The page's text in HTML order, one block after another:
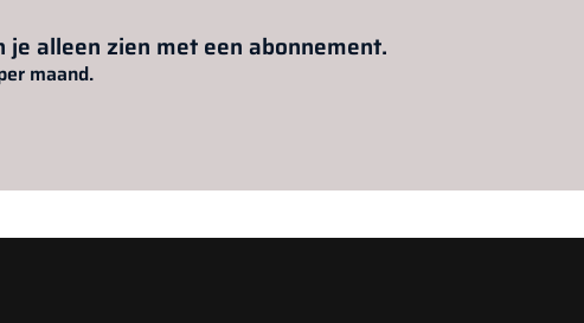
je alleen zien met een abonnement.
maand.